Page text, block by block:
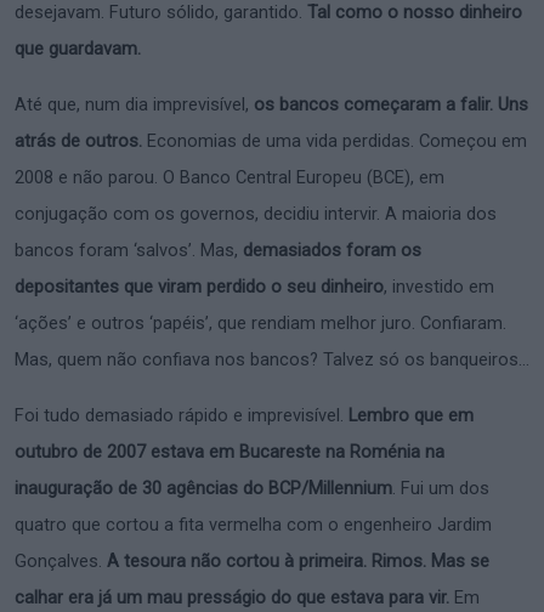
desejavam. Futuro sólido, garantido. Tal como o nosso dinheiro
que guardavam.
Até que, num dia imprevisível, os bancos começaram a falir. Uns
atrás de outros. Economias de uma vida perdidas. Começou em
2008 e não parou. O Banco Central Europeu (BCE), em
conjugação com os governos, decidiu intervir. A maioria dos
bancos foram ‘salvos’. Mas, demasiados foram os
depositantes que viram perdido o seu dinheiro, investido em
‘ações’ e outros ‘papéis’, que rendiam melhor juro. Confiaram.
Mas, quem não confiava nos bancos? Talvez só os banqueiros…
Foi tudo demasiado rápido e imprevisível. Lembro que em
outubro de 2007 estava em Bucareste na Roménia na
inauguração de 30 agências do BCP/Millennium. Fui um dos
quatro que cortou a fita vermelha com o engenheiro Jardim
Gonçalves. A tesoura não cortou à primeira. Rimos. Mas se
calhar era já um mau presságio do que estava para vir. Em